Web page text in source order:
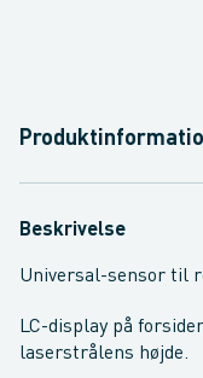
Beskrivelse
Universal-sensor til
LC-display på
laserstrålens højde.